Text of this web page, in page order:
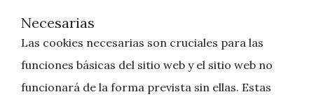
Necesarias
Las cookies necesarias son cruciales para las
funciones básicas del sitio web y el sitio web no
funcionará de la forma prevista sin ellas. Estas